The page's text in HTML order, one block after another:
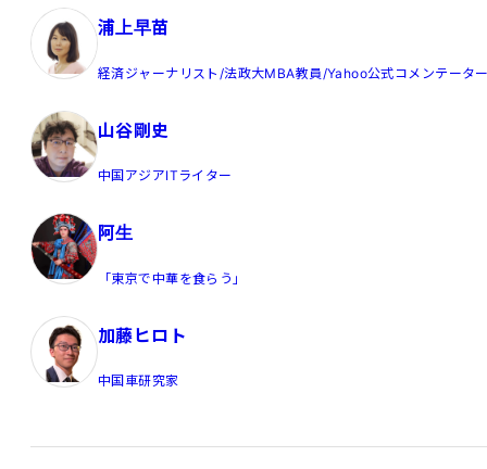
浦上早苗
経済ジャーナリスト/法政大MBA教員/Yahoo公式コメンテータ
山谷剛史
中国アジアITライター
阿生
「東京で中華を食らう」
加藤ヒロト
中国車研究家